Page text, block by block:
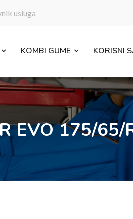
usluga
KOMBI GUME KORISNI
EVO 175/65/